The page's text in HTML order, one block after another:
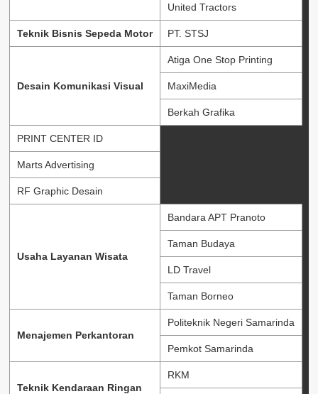
United Tractors
Teknik Bisnis Sepeda Motor PT. STSJ
Desain Komunikasi Visual
Atiga One Stop Printing
MaxiMedia
Berkah Grafika
PRINT CENTER ID
Marts Advertising
RF Graphic Desain
Usaha Layanan Wisata
Bandara APT Pranoto
Taman Budaya
LD Travel
Taman Borneo
Menajemen Perkantoran
Politeknik Negeri Samarinda
Pemkot Samarinda
Teknik Kendaraan Ringan
RKM